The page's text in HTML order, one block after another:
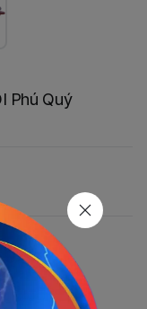
Phú Quý